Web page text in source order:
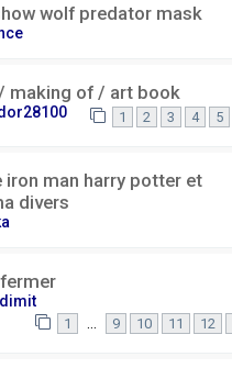
wolf predator mask
making of / art book
1 2 3 4 5
iron man harry potter et
divers
1 … 9 10 11 12